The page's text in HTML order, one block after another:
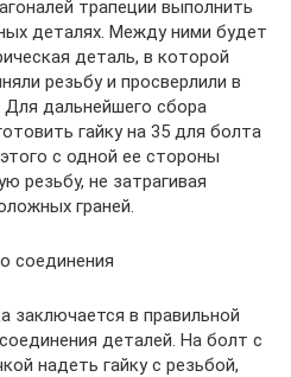
трапеции выполнить
деталях. Между ними будет
деталь, в которой
резьбу и просверлили в
Для дальнейшего сбора
гайку на 35 для болта
с одной ее стороны
резьбу, не затрагивая
граней.
соединения
заключается в правильной
деталей. На болт с
надеть гайку с резьбой,